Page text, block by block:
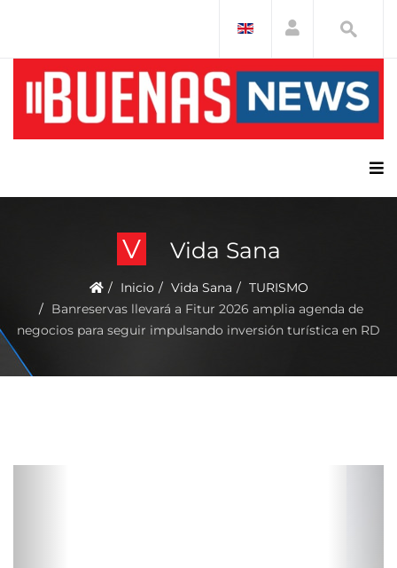
V Vida Sana
Inicio Vida Sana
TURISMO
Banreservas llevará a Fitur 2026 amplia agenda de
negocios para seguir impulsando inversión turística en RD